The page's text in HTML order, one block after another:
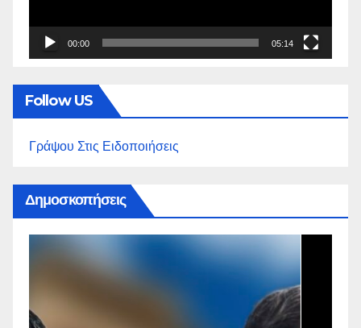
00:00 05:14
Follow US
Γράψου Στις Ειδοποιήσεις
Δημοσκοπήσεις